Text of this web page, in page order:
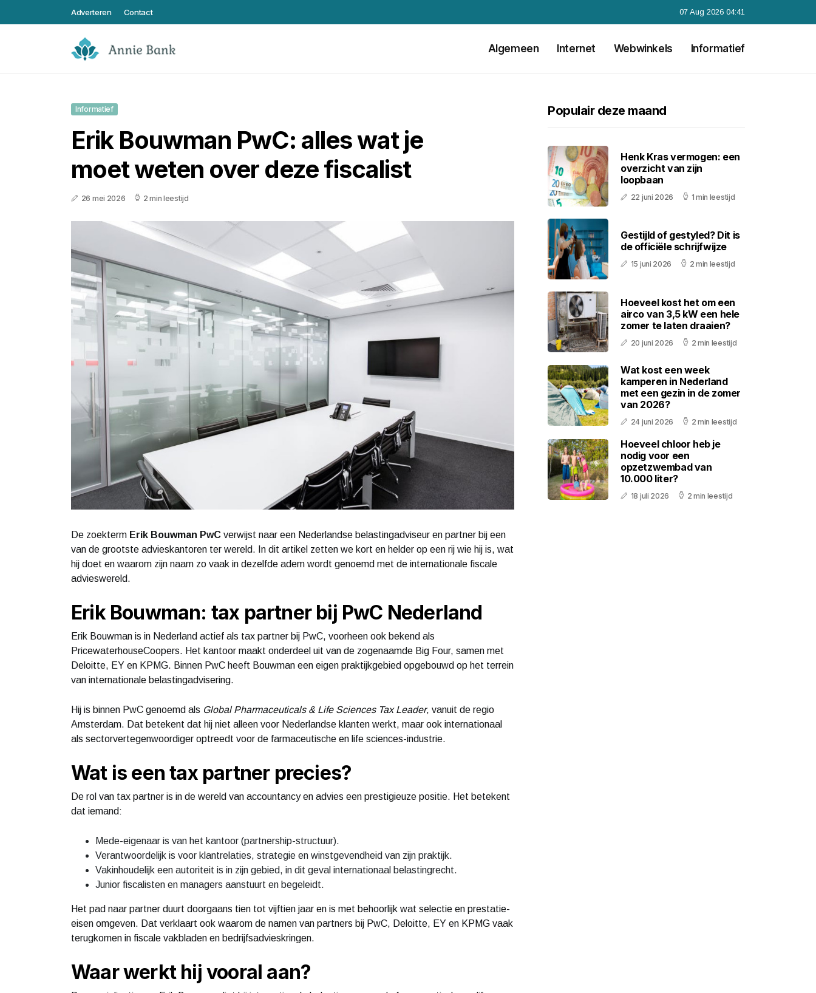
Adverteren Contact 07 Aug 2026 04:41
Algemeen Internet Webwinkels Informatief
Informatief
Erik Bouwman PwC: alles wat je
moet weten over deze fiscalist
26 mei 2026 2 min leestijd
De zoekterm Erik Bouwman PwC verwijst naar een Nederlandse belastingadviseur en partner bij een
van de grootste advieskantoren ter wereld. In dit artikel zetten we kort en helder op een rij wie hij is, wat
hij doet en waarom zijn naam zo vaak in dezelfde adem wordt genoemd met de internationale fiscale
advieswereld.
Erik Bouwman: tax partner bij PwC Nederland
Erik Bouwman is in Nederland actief als tax partner bij PwC, voorheen ook bekend als
PricewaterhouseCoopers. Het kantoor maakt onderdeel uit van de zogenaamde Big Four, samen met
Deloitte, EY en KPMG. Binnen PwC heeft Bouwman een eigen praktijkgebied opgebouwd op het terrein
van internationale belastingadvisering.
Hij is binnen PwC genoemd als Global Pharmaceuticals & Life Sciences Tax Leader, vanuit de regio
Amsterdam. Dat betekent dat hij niet alleen voor Nederlandse klanten werkt, maar ook internationaal
als sectorvertegenwoordiger optreedt voor de farmaceutische en life sciences-industrie.
Wat is een tax partner precies?
De rol van tax partner is in de wereld van accountancy en advies een prestigieuze positie. Het betekent
dat iemand:
Mede-eigenaar is van het kantoor (partnership-structuur).
Verantwoordelijk is voor klantrelaties, strategie en winstgevendheid van zijn praktijk.
Vakinhoudelijk een autoriteit is in zijn gebied, in dit geval internationaal belastingrecht.
Junior fiscalisten en managers aanstuurt en begeleidt.
Het pad naar partner duurt doorgaans tien tot vijftien jaar en is met behoorlijk wat selectie en prestatie-
eisen omgeven. Dat verklaart ook waarom de namen van partners bij PwC, Deloitte, EY en KPMG vaak
terugkomen in fiscale vakbladen en bedrijfsadvieskringen.
Waar werkt hij vooral aan?
Populair deze maand
Henk Kras vermogen: een
overzicht van zijn
loopbaan
22 juni 2026 1 min leestijd
Gestijld of gestyled? Dit is
de officiële schrijfwijze
15 juni 2026 2 min leestijd
Hoeveel kost het om een
airco van 3,5 kW een hele
zomer te laten draaien?
20 juni 2026 2 min leestijd
Wat kost een week
kamperen in Nederland
met een gezin in de zomer
van 2026?
24 juni 2026 2 min leestijd
Hoeveel chloor heb je
nodig voor een
opzetzwembad van
10.000 liter?
18 juli 2026 2 min leestijd